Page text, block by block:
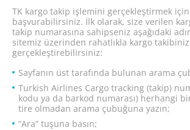
TK kargo takip işlemini gerçekleştirmek
başvurabilirsiniz. İlk olarak, size verilen
takip numarasına sahipseniz aşağıdaki
sitemiz üzerinden rahatlıkla kargo
gerçekleştirebilirsiniz:
Sayfanın üst tarafında bulunan arama
Turkish Airlines Cargo tracking (takip)
kodu ya da barkod numarası) herhangi
tire olmadan arama çubuğuna yazın;
“Ara” tuşuna basın;